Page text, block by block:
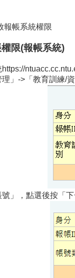
報帳系統權限
限(報帳系統)
https://
」->「教育訓練/
」，點選後按「下